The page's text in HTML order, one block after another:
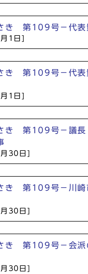
き 第109号－代
1日]
き 第109号－代表
1日]
き 第109号－議長
30日]
き 第109号－川崎
30日]
き 第109号－会派
30日]